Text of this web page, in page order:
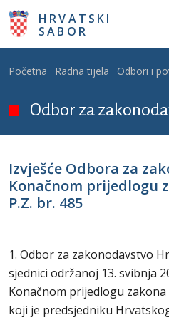
Skoči na glavni sadržaj
HRVATSKI
SABOR
Breadcrumb
Početna Radna tijela Odbori i
Odbor za
Izvješće Odbora za
Konačnom prijedlogu
P.Z. br. 485
1. Odbor za zakonodavstvo
sjednici održanoj 13. svibnja
Konačnom prijedlogu zakona
koji je predsjedniku